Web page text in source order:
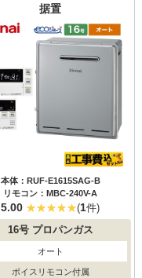
据置
本体：RUF-E1615SAG-B
リモコン：MBC-240V-A
5.00 (1件)
16号プロパンガス
オート
ボイスリモコン付属